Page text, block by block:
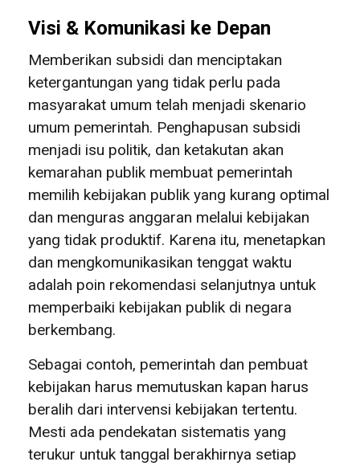
Visi & Komunikasi ke Depan
Memberikan subsidi dan menciptakan
ketergantungan yang tidak perlu pada
masyarakat umum telah menjadi skenario
umum pemerintah. Penghapusan subsidi
menjadi isu politik, dan ketakutan akan
kemarahan publik membuat pemerintah
memilih kebijakan publik yang kurang optimal
dan menguras anggaran melalui kebijakan
yang tidak produktif. Karena itu, menetapkan
dan mengkomunikasikan tenggat waktu
adalah poin rekomendasi selanjutnya untuk
memperbaiki kebijakan publik di negara
berkembang.
Sebagai contoh, pemerintah dan pembuat
kebijakan harus memutuskan kapan harus
beralih dari intervensi kebijakan tertentu.
Mesti ada pendekatan sistematis yang
terukur untuk tanggal berakhirnya setiap